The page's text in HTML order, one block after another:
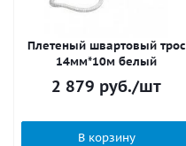
Плетеный швартовый трос
14мм*10м белый
2 879 руб./шт
В корзину